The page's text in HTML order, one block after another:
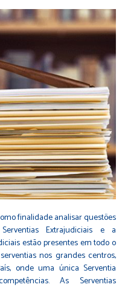
finalidade analisar questões
Extrajudiciais e a
estão presentes em todo o
nos grandes centros,
onde uma única Serventia
As Serventias